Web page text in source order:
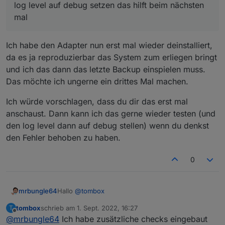
App auf Handy aufrufen
"Kompatibilität mit Drittanbietern" auf "ON"
immer länger.
log level auf debug setzen das hilft beim nächsten
mal
Ich habe den Adapter nun erst mal wieder deinstalliert,
da es ja reproduzierbar das System zum erliegen bringt
und ich das dann das letzte Backup einspielen muss.
Das möchte ich ungerne ein drittes Mal machen.
Ich würde vorschlagen, dass du dir das erst mal
anschaust. Dann kann ich das gerne wieder testen (und
den log level dann auf debug stellen) wenn du denkst
den Fehler behoben zu haben.
0
mrbungle64Hallo @tombox
erst mal vielen Dank für den Adapter
T
Offline
tomboxschrieb am 1. Sept. 2022, 16:27
zuletzt editiert von
@mrbungle64 Ich habe zusätzliche checks eingebaut